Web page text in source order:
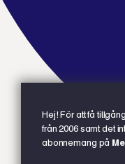
Hej! För att få
från 2006 samt det
abonnemang på